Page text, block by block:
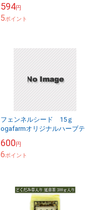
594円
5ポイント
フェンネルシード 15ｇ
ogafarmオリジナルハーブテ
600円
6ポイント